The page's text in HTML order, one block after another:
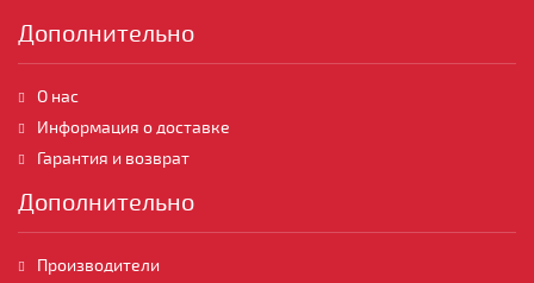
Дополнительно
О нас
Информация о доставке
Гарантия и возврат
Дополнительно
Производители